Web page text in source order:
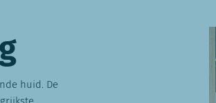
huid. De